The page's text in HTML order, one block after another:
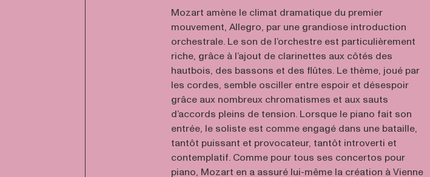
Mozart amène le climat dramatique du premier
mouvement, Allegro, par une grandiose introduction
orchestrale. Le son de l’orchestre est particulièrement
riche, grâce à l’ajout de clarinettes aux côtés des
hautbois, des bassons et des flûtes. Le thème, joué par
les cordes, semble osciller entre espoir et désespoir
grâce aux nombreux chromatismes et aux sauts
d’accords pleins de tension. Lorsque le piano fait son
entrée, le soliste est comme engagé dans une bataille,
tantôt puissant et provocateur, tantôt introverti et
contemplatif. Comme pour tous ses concertos pour
piano, Mozart en a assuré lui-même la création à Vienne